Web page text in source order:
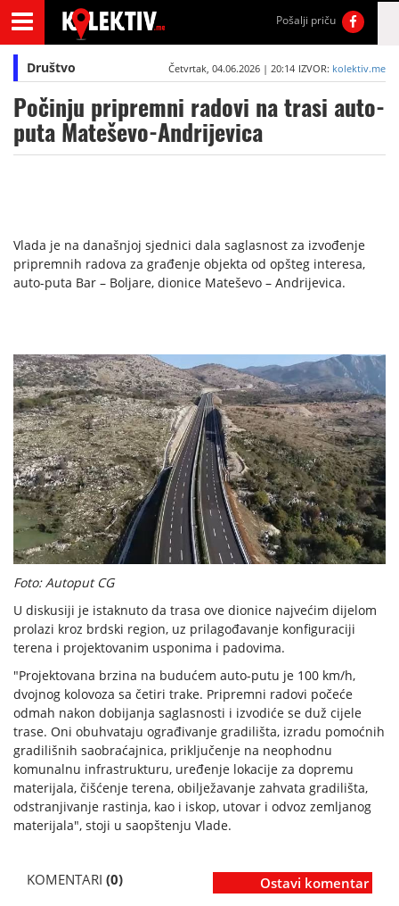
Pošalji priču
Društvo Četvrtak, 04.06.2026 | 20:14 IZVOR: kolektiv.me
Počinju pripremni radovi na trasi auto-
puta Mateševo-Andrijevica
Vlada je na današnjoj sjednici dala saglasnost za izvođenje
pripremnih radova za građenje objekta od opšteg interesa,
auto-puta Bar – Boljare, dionice Mateševo – Andrijevica.
Foto: Autoput CG
U diskusiji je istaknuto da trasa ove dionice najvećim dijelom
prolazi kroz brdski region, uz prilagođavanje konfiguraciji
terena i projektovanim usponima i padovima.
"Projektovana brzina na budućem auto-putu je 100 km/h,
dvojnog kolovoza sa četiri trake. Pripremni radovi počeće
odmah nakon dobijanja saglasnosti i izvodiće se duž cijele
trase. Oni obuhvataju ograđivanje gradilišta, izradu pomoćnih
gradilišnih saobraćajnica, priključenje na neophodnu
komunalnu infrastrukturu, uređenje lokacije za dopremu
materijala, čišćenje terena, obilježavanje zahvata gradilišta,
odstranjivanje rastinja, kao i iskop, utovar i odvoz zemljanog
materijala", stoji u saopštenju Vlade.
KOMENTARI (0) Ostavi komentar